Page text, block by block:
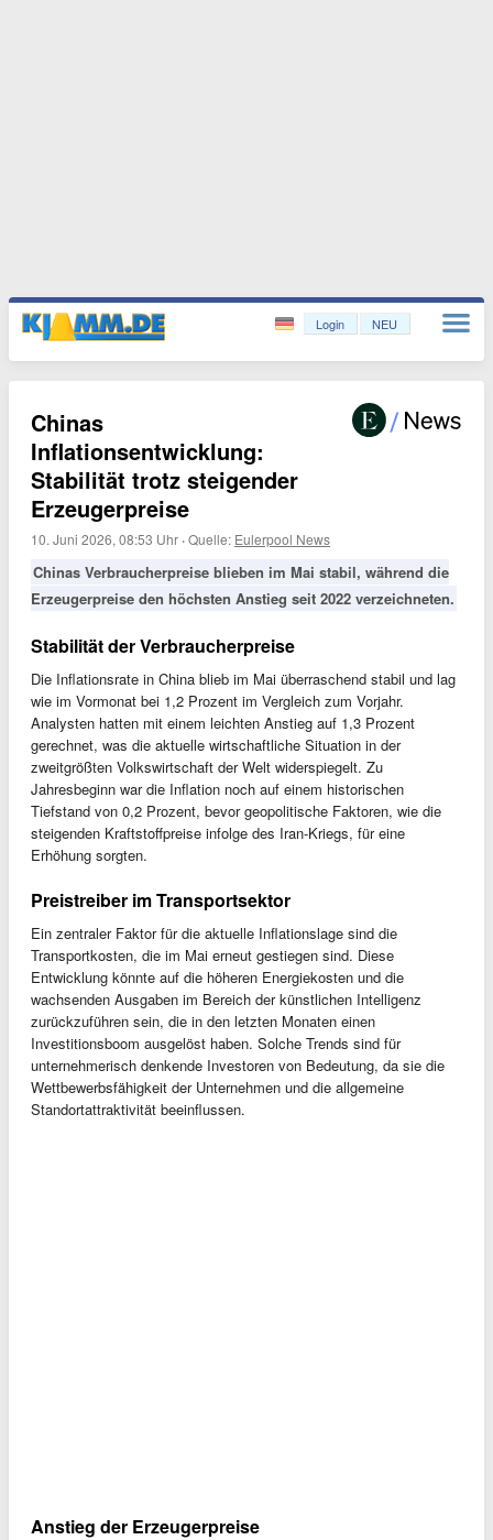
Login NEU
Chinas
Inflationsentwicklung:
Stabilität trotz steigender
Erzeugerpreise
10. Juni 2026, 08:53 Uhr ·Quelle: Eulerpool News
Chinas Verbraucherpreise blieben im Mai stabil, während die
Erzeugerpreise den höchsten Anstieg seit 2022 verzeichneten.
Stabilität der Verbraucherpreise
Die Inflationsrate in China blieb im Mai überraschend stabil und lag
wie im Vormonat bei 1,2 Prozent im Vergleich zum Vorjahr.
Analysten hatten mit einem leichten Anstieg auf 1,3 Prozent
gerechnet, was die aktuelle wirtschaftliche Situation in der
zweitgrößten Volkswirtschaft der Welt widerspiegelt. Zu
Jahresbeginn war die Inflation noch auf einem historischen
Tiefstand von 0,2 Prozent, bevor geopolitische Faktoren, wie die
steigenden Kraftstoffpreise infolge des Iran-Kriegs, für eine
Erhöhung sorgten.
Preistreiber im Transportsektor
Ein zentraler Faktor für die aktuelle Inflationslage sind die
Transportkosten, die im Mai erneut gestiegen sind. Diese
Entwicklung könnte auf die höheren Energiekosten und die
wachsenden Ausgaben im Bereich der künstlichen Intelligenz
zurückzuführen sein, die in den letzten Monaten einen
Investitionsboom ausgelöst haben. Solche Trends sind für
unternehmerisch denkende Investoren von Bedeutung, da sie die
Wettbewerbsfähigkeit der Unternehmen und die allgemeine
Standortattraktivität beeinflussen.
Anstieg der Erzeugerpreise